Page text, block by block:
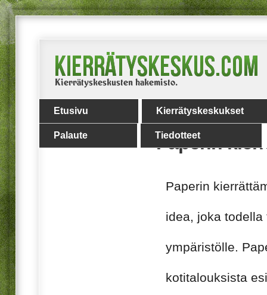
Etusivu Kierrätyskeskukset
Palaute Tiedotteet
Paperin
Paperin
idea, joka
ympäristölle.
kotitalouksista